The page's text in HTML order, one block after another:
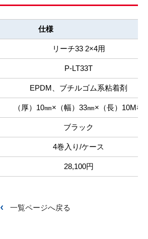
仕様
リーチ33 2×4用
P-LT33T
EPDM、 ブチルゴム系粘着剤
（厚）10㎜×（幅）33㎜×（長）10M巻
ブラック
4巻入り/ケース
28,100円
一覧ページへ戻る